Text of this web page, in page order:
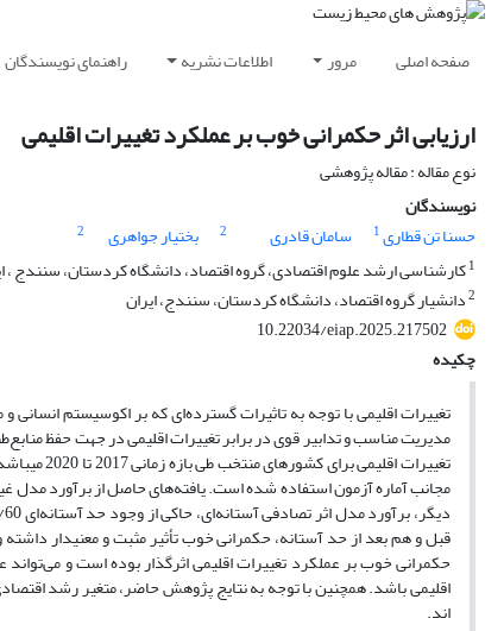
صفحه اصلی مرور اطلاعات نشریه راهنمای نویسندگان
ارزیابی اثر حکمرانی خوب بر عملکرد تغییرات اقلیمی
نوع مقاله : مقاله پژوهشی
نویسندگان
حسنا تن قطاری1 سامان قادری 2 بختیار جواهری
2
1کارشناسی ارشد علوم اقتصادی، گروه اقتصاد، دانشگاه کردستان، سنندج ،
2دانشیار گروه اقتصاد، دانشگاه کردستان، سنندج، ایران
10.22034/eiap.2025.217502
چکیده
تغییرات اقلیمی با توجه به تاثیرات گسترده‌ای که بر اکوسیستم
مدیریت مناسب و تدابیر قوی در برابر تغییرات اقلیمی در جهت حفظ
تغییرات
مجانب آماره آزمون استفاده شده است. یافته‌های حاصل از برآورد مدل
قبل و هم بعد از حد آستانه، حکمرانی خوب تأثیر مثبت و معنی‏دار
حکمرانی خوب بر عملکرد تغییرات اقلیمی اثرگذار بوده است و
اقلیمی باشد. همچنین با توجه به نتایج پژوهش حاضر، متغیر رشد
اند.